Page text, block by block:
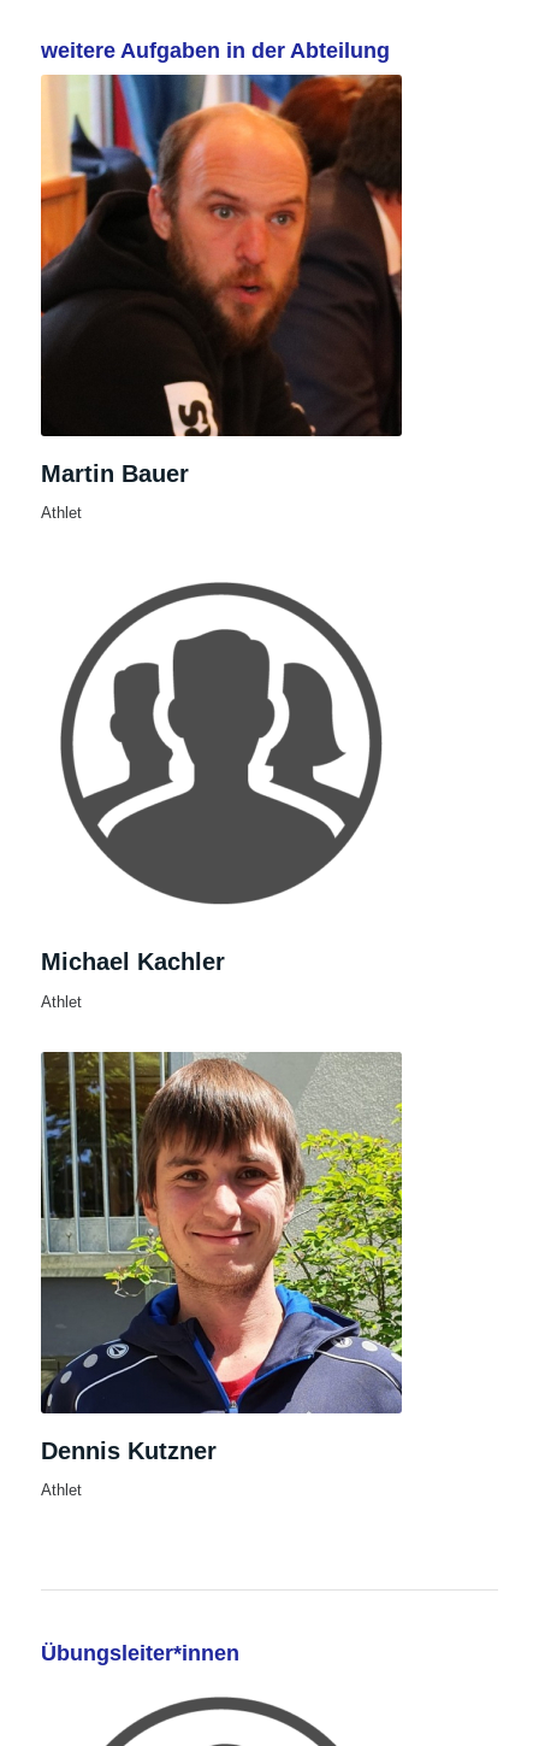
weitere Aufgaben in der Abteilung
Martin Bauer
Athlet
Michael Kachler
Athlet
Dennis Kutzner
Athlet
Übungsleiter*innen